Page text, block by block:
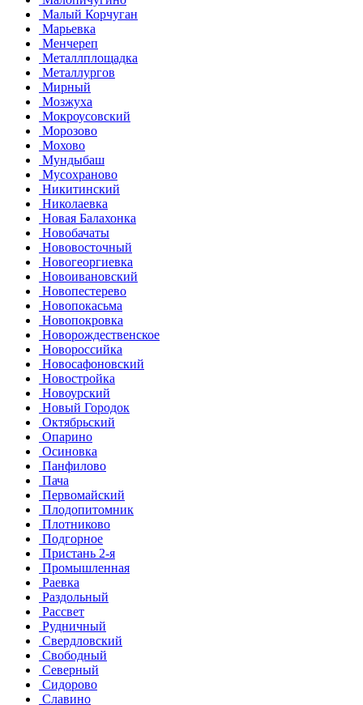
Малый Корчуган
Марьевка
Менчереп
Металлплощадка
Металлургов
Мирный
Мозжуха
Мокроусовский
Морозово
Мохово
Мундыбаш
Мусохраново
Никитинский
Николаевка
Новая Балахонка
Новобачаты
Нововосточный
Новогеоргиевка
Новоивановский
Новопестерево
Новопокасьма
Новопокровка
Новорождественское
Новороссийка
Новосафоновский
Новостройка
Новоурский
Новый Городок
Октябрьский
Опарино
Осиновка
Панфилово
Пача
Первомайский
Плодопитомник
Плотниково
Подгорное
Пристань 2-я
Промышленная
Раевка
Раздольный
Рассвет
Рудничный
Свердловский
Свободный
Северный
Сидорово
Славино